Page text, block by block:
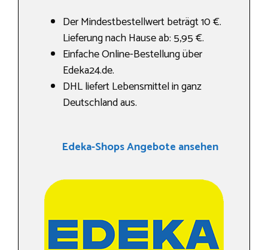
Der Mindestbestellwert beträgt 10 €.
Lieferung nach Hause ab: 5,95 €.
Einfache Online-Bestellung über
Edeka24.de.
DHL liefert Lebensmittel in ganz
Deutschland aus.
Edeka-Shops Angebote ansehen